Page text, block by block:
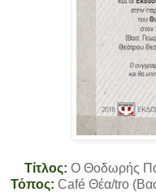
Τίτλος: Ο Θοδωρής
Τόπος: Café Θέα/tro